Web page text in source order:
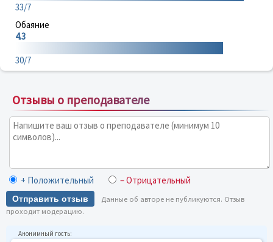
33/7
Обаяние
4.3
30/7
Отзывы о преподавателе
+ Положительный – Отрицательный
Отправить отзыв
Данные об авторе не публикуются. Отзыв
проходит модерацию.